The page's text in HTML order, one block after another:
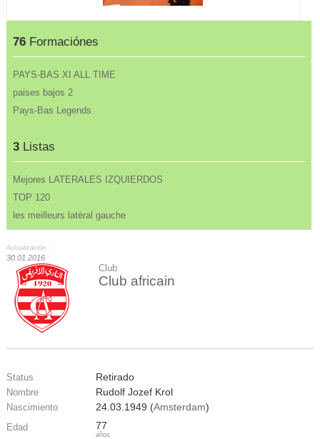
76 Formaciónes
PAYS-BAS XI ALL TIME
paises bajos 2
Pays-Bas Legends
3 Listas
Mejores LATERALES IZQUIERDOS
TOP 120
les meilleurs latèral gauche
Actualización :
30.01.2016
Club
Club africain
Status Retirado
Nombre Rudolf Jozef Krol
Nascimiento 24.03.1949 (Amsterdam)
Edad 77
años